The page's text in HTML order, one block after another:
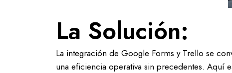
La Solución:
La integración de Google Forms y Trello se
una eficiencia operativa sin precedentes. Aquí